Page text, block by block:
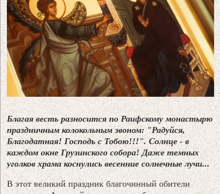
Благая весть разносится по Раифскому монастырю
праздничным колокольным звоном: "Радуйся,
Благодатная! Господь с Тобою!!!". Солнце - в
каждом окне Грузинского собора! Даже темных
уголков храма коснулись весенние солнечные лучи...
В этот великий праздник благочинный обители